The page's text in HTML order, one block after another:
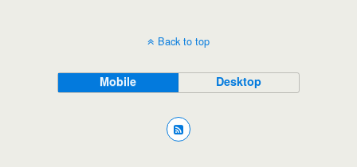
Back to top
Mobile Desktop